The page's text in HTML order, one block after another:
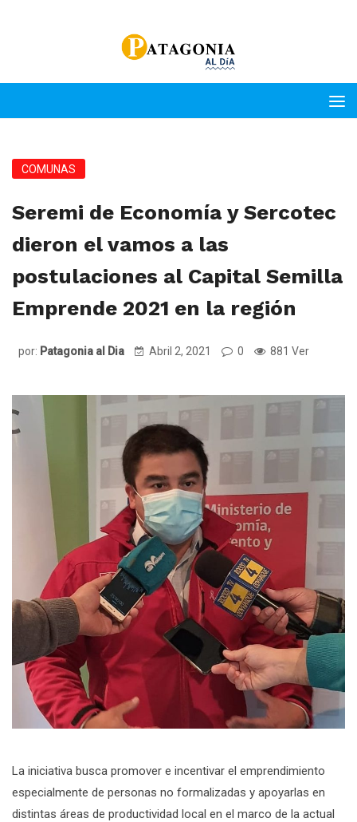
COMUNAS
Seremi de Economía y Sercotec
dieron el vamos a las
postulaciones al Capital Semilla
Emprende 2021 en la región
por: Patagonia al Dia Abril 2, 2021 0 881 Ver
La iniciativa busca promover e incentivar el emprendimiento
especialmente de personas no formalizadas y apoyarlas en
distintas áreas de productividad local en el marco de la actual